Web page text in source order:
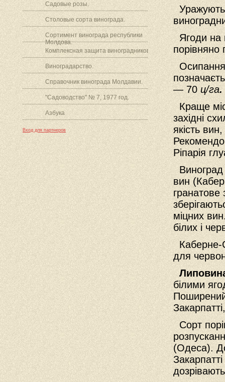
Садовые розы.
Столовые сорта винограда.
Сортимент винограда республики
Молдова.
Комплексная защита виноградников.
Виноградарство.
Справочник винограда Молдавии.
"Садоводство" № 7, 1977 год.
Азбука
Вход для партнеров
Ягоди на
порівняно
Осипання
— 70ц/га.
Краще
західні
якість
Ріпарія
Виноград
вин
гранатове
міцних
білих і
Каберне-
для
білими
Сорт
(Одеса).